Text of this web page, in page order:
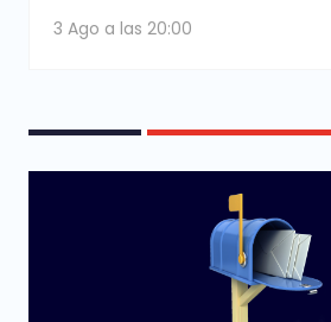
3 Ago a las 20:00